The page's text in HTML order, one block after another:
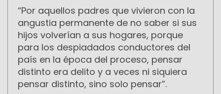
“Por aquellos padres que vivieron con la
angustia permanente de no saber si sus
hijos volverían a sus hogares, porque
para los despiadados conductores del
país en la época del proceso, pensar
distinto era delito y a veces ni siquiera
pensar distinto, sino solo pensar”.